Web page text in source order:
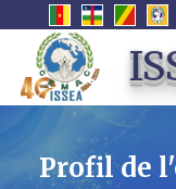
Profil de